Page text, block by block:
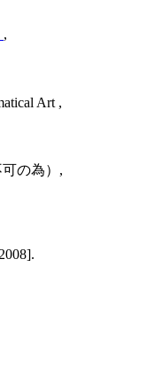
,
Art ,
の為）,